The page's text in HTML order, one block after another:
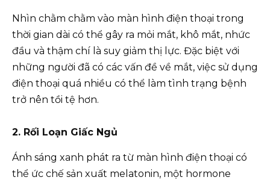
Nhìn chằm chằm vào màn hình điện thoại trong
thời gian dài có thể gây ra mỏi mắt, khô mắt, nhức
đầu và thậm chí là suy giảm thị lực. Đặc biệt với
những người đã có các vấn đề về mắt, việc sử dụng
điện thoại quá nhiều có thể làm tình trạng bệnh
trở nên tồi tệ hơn.
2. Rối Loạn Giấc Ngủ
Ánh sáng xanh phát ra từ màn hình điện thoại có
thể ức chế sản xuất melatonin, một hormone